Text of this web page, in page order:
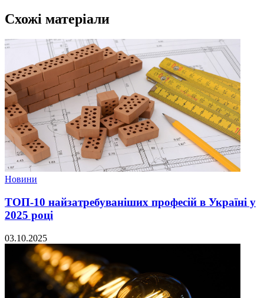
Схожі матеріали
Новини
ТОП-10 найзатребуваніших професій в Україні у
2025 році
03.10.2025